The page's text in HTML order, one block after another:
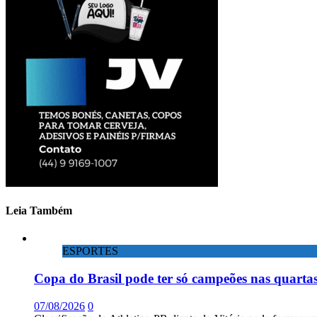
Leia Também
ESPORTES
Copa do Brasil pode ter só campeões nas
07/08/2026 0